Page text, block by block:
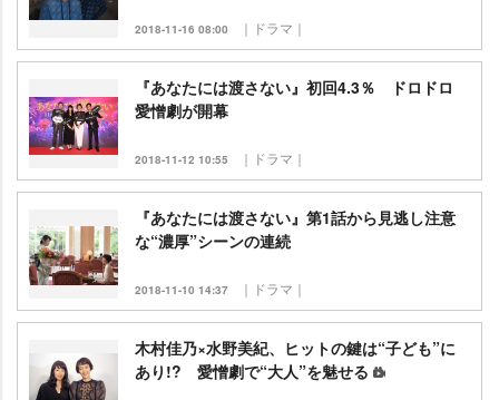
2018-11-16 08:00 ｜ドラマ｜
『あなたには渡さない』初回4.3％ ドロドロ
愛憎劇が開幕
2018-11-12 10:55 ｜ドラマ｜
『あなたには渡さない』第1話から見逃し注意
な“濃厚”シーンの連続
2018-11-10 14:37 ｜ドラマ｜
木村佳乃×水野美紀、ヒットの鍵は“子ども”に
あり!? 愛憎劇で“大人”を魅せる